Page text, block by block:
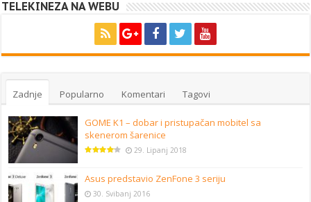
TELEKINEZA NA WEBU
Zadnje Popularno Komentari Tagovi
GOME K1 – dobar i pristupačan mobitel sa
skenerom šarenice
29. Lipanj 2018
Asus predstavio ZenFone 3 seriju
30. Svibanj 2016